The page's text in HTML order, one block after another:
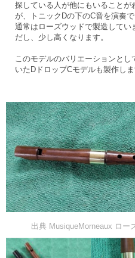
探している人が他にもいること
が、トニックDの下のC音を演奏
通常はローズウッドで製造して
だし、少し高くなります。
このモデルのバリエーションと
いたDドロップCモデルも製作しま
出典 MusiqueMorneaux ロー